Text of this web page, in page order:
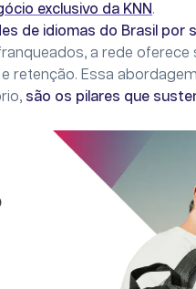
exclusivo da KNN.
de idiomas do Brasil por
a rede
retenção. Essa
são os pilares que